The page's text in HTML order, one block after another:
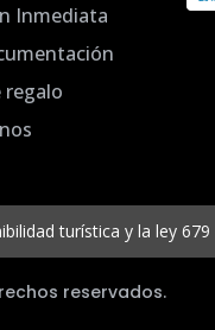
Inmediata
regalo
turística y la ley 679
reservados.